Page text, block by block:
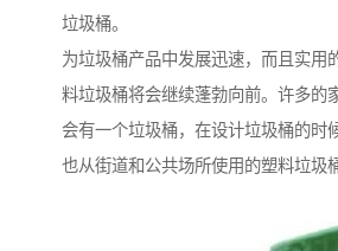
垃圾桶。
为垃圾桶产品中发展迅速，而且实用
料垃圾桶将会继续蓬勃向前。许多的
会有一个垃圾桶，在设计垃圾桶的时
也从街道和公共场所使用的塑料垃圾